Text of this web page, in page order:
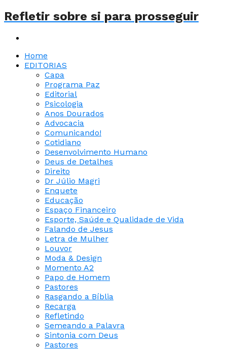
Refletir sobre si para prosseguir
Home
EDITORIAS
Capa
Programa Paz
Editorial
Psicologia
Anos Dourados
Advocacia
Comunicando!
Cotidiano
Desenvolvimento Humano
Deus de Detalhes
Direito
Dr Júlio Magri
Enquete
Educação
Espaço Financeiro
Esporte, Saúde e Qualidade de Vida
Falando de Jesus
Letra de Mulher
Louvor
Moda & Design
Momento A2
Papo de Homem
Pastores
Rasgando a Bíblia
Recarga
Refletindo
Semeando a Palavra
Sintonia com Deus
Pastores